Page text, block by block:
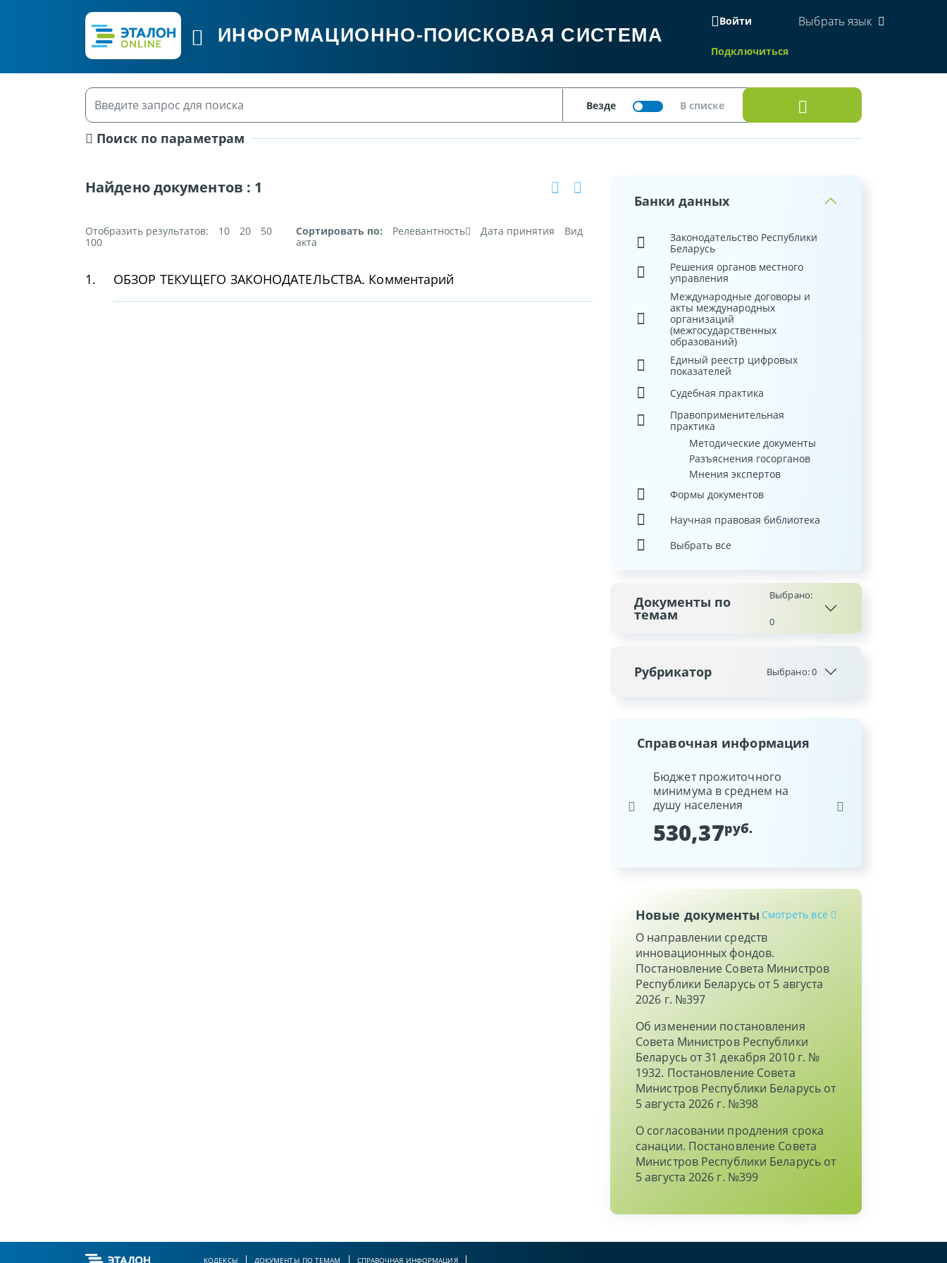
ИНФОРМАЦИОННО-ПОИСКОВАЯ СИСТЕМА
Войти
Подключиться
Выбрать язык
Поиск по параметрам
Найдено документов : 1
Отобразить результатов: 10 20
50
100
Сортировать по: Релевантность Дата принятия
Вид
акта
1. ОБЗОР ТЕКУЩЕГО ЗАКОНОДАТЕЛЬСТВА. Комментарий
Банки данных
Законодательство Республики
Беларусь
Решения органов местного
управления
Международные договоры и
акты международных
организаций
(межгосударственных
образований)
Единый реестр цифровых
показателей
Судебная практика
Правоприменительная
практика
Методические документы
Разъяснения госорганов
Мнения экспертов
Формы документов
Научная правовая библиотека
Выбрать все
Документы по
темам
Выбрано:
0
Рубрикатор Выбрано:0
Справочная информация
Бюджет прожиточного
минимума в среднем на
душу населения
530,37руб.
Республики Беларусь
Новые документы Смотреть все
О направлении средств
инновационных фондов.
Постановление Совета Министров
Республики Беларусь от 5 августа
2026 г. №397
Об изменении постановления
Совета Министров Республики
Беларусь от 31 декабря 2010 г. №
1932. Постановление Совета
Министров Республики Беларусь от
5 августа 2026 г. №398
О согласовании продления срока
санации. Постановление Совета
Министров Республики Беларусь от
5 августа 2026 г. №399
КОДЕКСЫ ДОКУМЕНТЫ ПО ТЕМАМ СПРАВОЧНАЯ ИНФОРМАЦИЯ